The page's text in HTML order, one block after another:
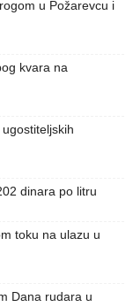
u Požarevcu i
kvara na
dinara po litru
toku na ulazu u
Dana rudara u